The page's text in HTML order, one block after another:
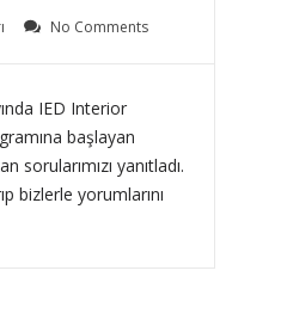
No Comments
IED Interior
başlayan
sorularımızı yanıtladı.
bizlerle yorumlarını